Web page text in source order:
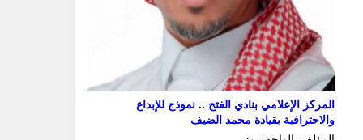
المركز الإعلامي بنادي الفتح .. نموذج للإبداع
والاحترافية بقيادة محمد الضيف